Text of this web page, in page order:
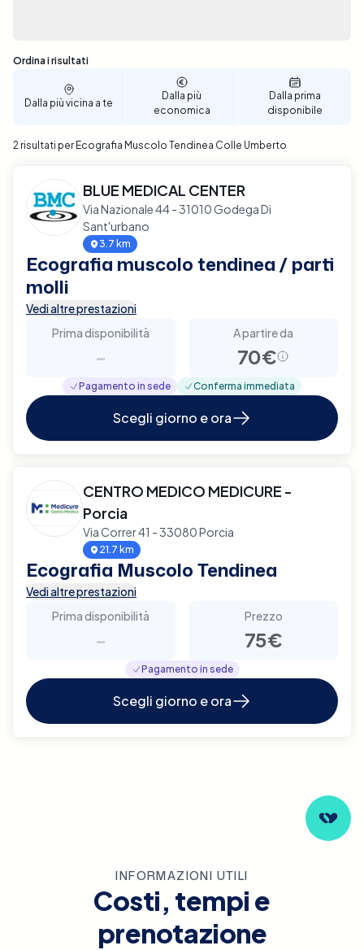
Sono stati trovati 2 risultati
Ordina i risultati
Dalla più vicina a te
Dalla più
economica
Dalla prima
disponibile
2 risultati per Ecografia Muscolo Tendinea Colle Umberto
BLUE MEDICAL CENTER
Via Nazionale 44 - 31010 Godega Di
Sant'urbano
3.7 km
Ecografia muscolo tendinea / parti
molli
Vedi altre prestazioni
Prima disponibilità
-
A partire da
70€
Pagamento in sede Conferma immediata
Scegli giorno e ora
CENTRO MEDICO MEDICURE -
Porcia
Via Correr 41 - 33080 Porcia
21.7 km
Ecografia Muscolo Tendinea
Vedi altre prestazioni
Prima disponibilità
-
Prezzo
75€
Pagamento in sede
Scegli giorno e ora
INFORMAZIONI UTILI
Costi, tempi e
prenotazione